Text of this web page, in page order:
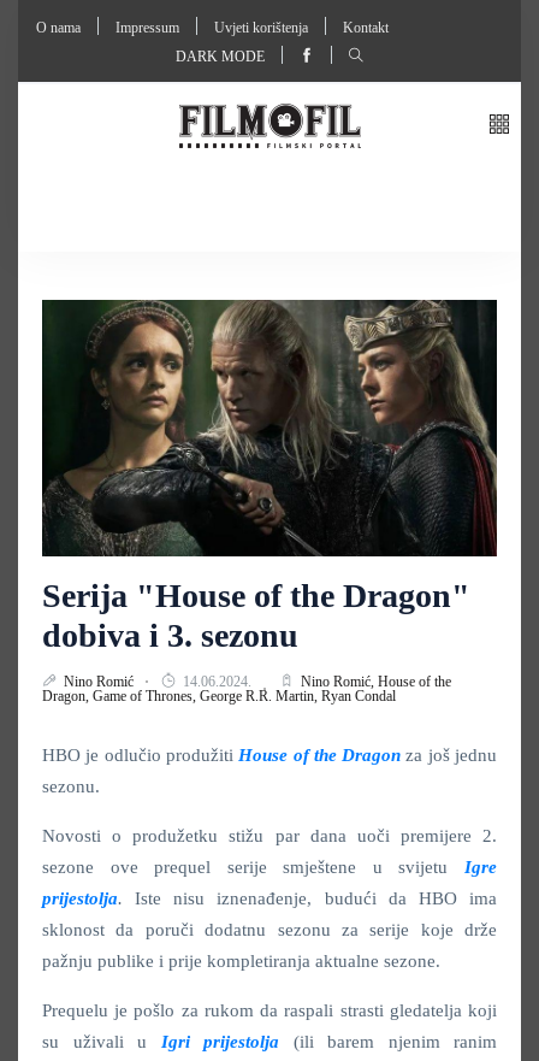
O nama Impressum Uvjeti korištenja
Kontakt
DARK MODE
Serija "House of the Dragon"
dobiva i 3. sezonu
Nino Romić 14.06.2024. Nino Romić, House of the
Dragon, Game of Thrones, George R.R. Martin, Ryan Condal
HBO je odlučio produžiti House of the Dragon za još jednu
sezonu.
Novosti o produžetku stižu par dana uoči premijere 2.
sezone ove prequel serije smještene u svijetu Igre
prijestolja.Iste nisu iznenađenje, budući da HBO ima
sklonost da poruči dodatnu sezonu za serije koje drže
pažnju publike i prije kompletiranja aktualne sezone.
Prequelu je pošlo za rukom da raspali strasti gledatelja koji
su uživali u Igri prijestolja (ili barem njenim ranim